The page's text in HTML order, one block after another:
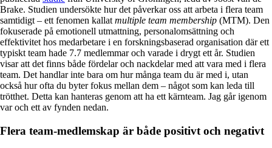
Brake. Studien undersökte hur det påverkar oss att arbeta i flera team
samtidigt – ett fenomen kallat multiple team membership (MTM). Den
fokuserade på emotionell utmattning, personalomsättning och
effektivitet hos medarbetare i en forskningsbaserad organisation där ett
typiskt team hade 7.7 medlemmar och varade i drygt ett år. Studien
visar att det finns både fördelar och nackdelar med att vara med i flera
team. Det handlar inte bara om hur många team du är med i, utan
också hur ofta du byter fokus mellan dem – något som kan leda till
trötthet. Detta kan hanteras genom att ha ett kärnteam. Jag går igenom
var och ett av fynden nedan.
Flera team-medlemskap är både positivt och negativt